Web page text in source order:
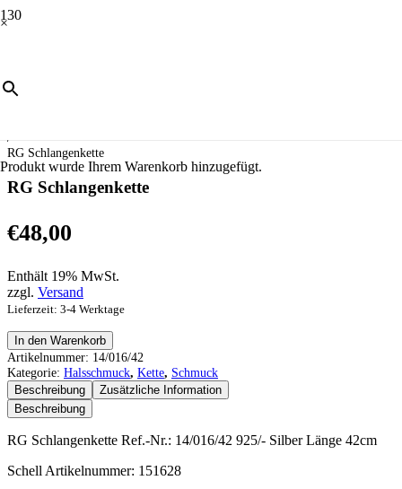
×
Produkt wurde Ihrem Warenkorb hinzugefügt.
Halsschmuck
/
RG Schlangenkette
RG Schlangenkette
€48,00
Enthält 19% MwSt.
zzgl. Versand
Lieferzeit: 3-4 Werktage
RG
Schlangenkette
Menge
In den Warenkorb
Artikelnummer: 14/016/42
Kategorie: Halsschmuck, Kette, Schmuck
Beschreibung
Zusätzliche Information
Beschreibung
RG Schlangenkette Ref.-Nr.: 14/016/42 925/- Silber Länge 42cm
Schell Artikelnummer: 151628